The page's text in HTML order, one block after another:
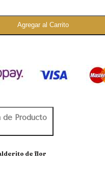
Agregar al Carrito
de Producto
de flor